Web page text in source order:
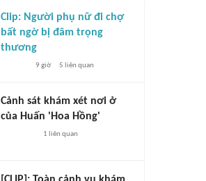
Clip: Người phụ nữ đi chợ
bất ngờ bị đâm trọng
thương
9 giờ 5 liên quan
Cảnh sát khám xét nơi ở
của Huấn 'Hoa Hồng'
1 liên quan